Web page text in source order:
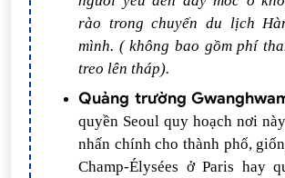
rào trong chuyến du lịch
mình. ( không bao gồm phí
treo lên tháp).
Quảng trường
quyền Seoul quy hoạch nơi
nhấn chính cho thành phố,
Champ-Élysées ở Paris hay